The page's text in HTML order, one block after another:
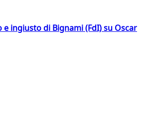
ingiusto di Bignami (FdI) su Oscar